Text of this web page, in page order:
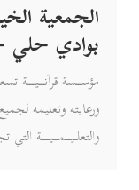
الجمعية
بوادي
مؤســسة قرآنــيـــة
ورعايته وتعليمه
والتعلـيــمــيـــة